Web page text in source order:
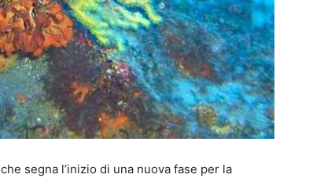
che segna l’inizio di una nuova fase per la